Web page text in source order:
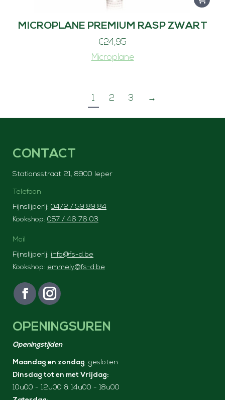
MICROPLANE PREMIUM RASP ZWART
€24,95
Microplane
1 2 3 →
CONTACT
Stationsstraat 21, 8900 Ieper
Telefoon
Fijnslijperij: 0472 / 59 89 84
Kookshop: 057 / 46 76 03
Mail
Fijnslijperij: info@fs-d.be
Kookshop: emmely@fs-d.be
Vind ons op:
F
c
o
o
k
I
g
r
a
OPENINGSUREN
Openingstijden
Maandag en zondag: gesloten
Dinsdag tot en met Vrijdag:
10u00 - 12u00 & 14u00 - 18u00